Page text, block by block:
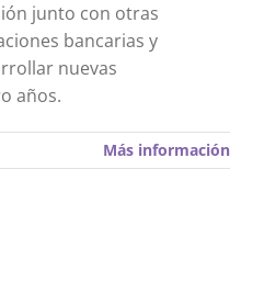
junto con otras
bancarias y
nuevas
años.
Más información